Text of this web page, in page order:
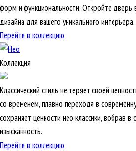
форм и функциональности. Откройте дверь
дизайна для вашего уникального интерьера.
Перейти в коллекцию
Коллекция
Классический стиль не теряет своей
со временем, плавно переходя в
сохраняет ценности нео классики, вобрав в
изысканность.
Перейти в коллекцию